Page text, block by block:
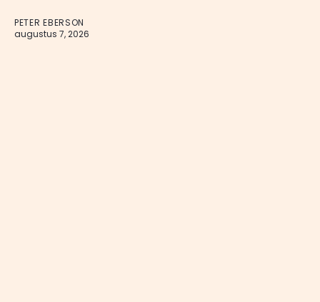
PETER EBERSON
augustus 7, 2026